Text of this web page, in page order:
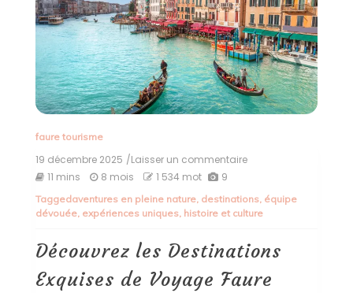
faure tourisme
19 décembre 2025 /Laisser un commentaireon
Destinations
Exquises
Voyage
Faure
11 mins 8 mois 1 534 mot 9
Taggedaventures en pleine nature, destinations, équipe
dévouée, expériences uniques, histoire et culture
Découvrez les Destinations
Exquises de Voyage Faure